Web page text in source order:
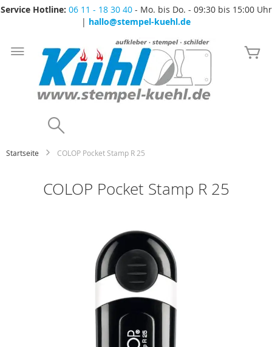
Service Hotline: 06 11 - 18 30 40- Mo. bis Do. - 09:30 bis 15:00 Uhr
| hallo@stempel-kuehl.de
Zum
Inhalt
springen
Startseite COLOP Pocket Stamp R 25
COLOP Pocket Stamp R 25